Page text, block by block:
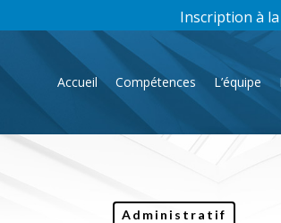
Accueil Compétences L’équipe
Inscription à
Administratif